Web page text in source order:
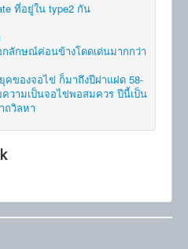
ที่อยู่ใน type2 กัน
กลักษณ์ค่อนข้างโดดเด่นมากกว่า
คของจอไข่ ก็มาถึงปีฝาแฝด 58-
ความเป็นจอไข่พอสมควร ปีนี้เป็น
ถวิลหา